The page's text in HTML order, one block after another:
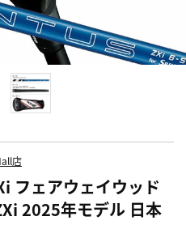
店
フェアウェイウッド
2025年モデル 日本